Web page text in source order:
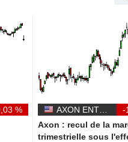
%
AXON ENTERPRISE, INC.
-
Axon : recul de la
trimestrielle sous